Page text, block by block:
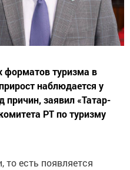
форматов туризма в
наблюдается у
причин, заявил «Татар-
РТ по туризму
то есть появляется